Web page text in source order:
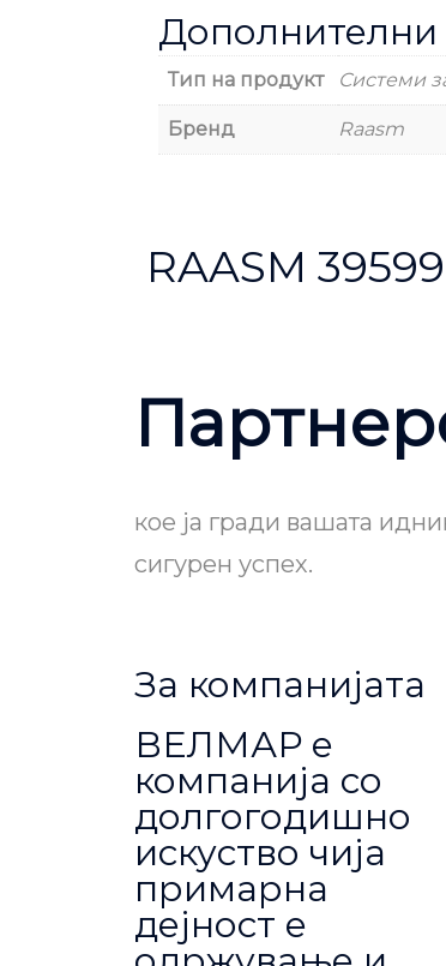
Тип на продукт Системи
Бренд Raasm
RAASM 39599
кое ја гради вашата
сигурен успех.
За компанијата
ВЕЛМАР е
компанија со
долгогодишно
искуство чија
примарна
дејност е